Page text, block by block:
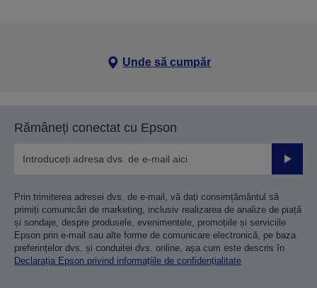
Unde să cumpăr
Rămâneți conectat cu Epson
Prin trimiterea adresei dvs. de e-mail, vă dați consimțământul să
primiți comunicări de marketing, inclusiv realizarea de analize de piață
și sondaje, despre produsele, evenimentele, promoțiile și serviciile
Epson prin e-mail sau alte forme de comunicare electronică, pe baza
preferințelor dvs. și conduitei dvs. online, așa cum este descris în
Declarația Epson privind informațiile de confidențialitate